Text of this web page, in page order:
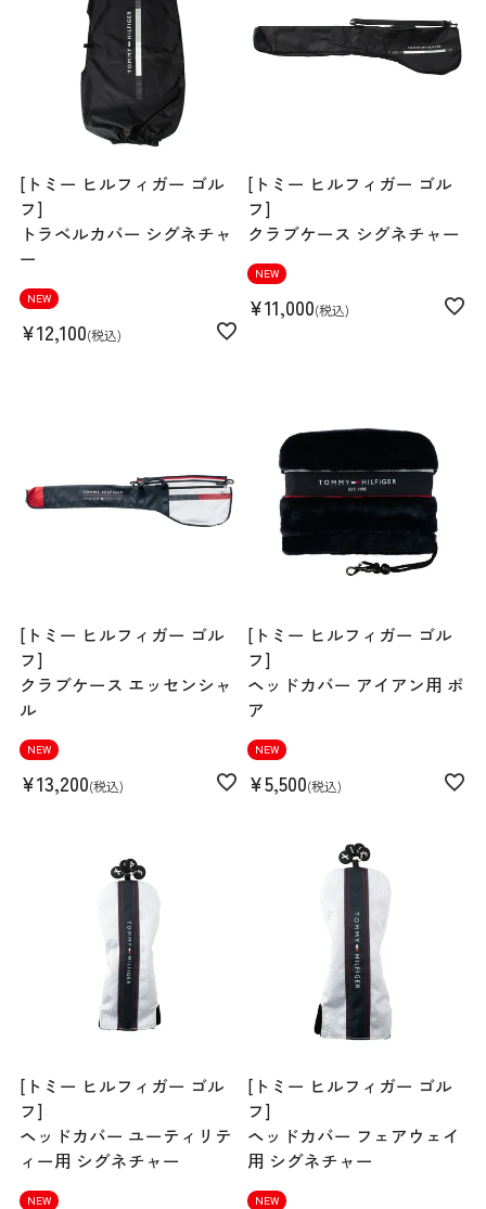
[トミー ヒルフィガー ゴル
フ]
トラベルカバー シグネチャ
ー
NEW
¥12,100 税込
[トミー ヒルフィガー ゴル
フ]
クラブケース シグネチャー
NEW
¥11,000 税込
[トミー ヒルフィガー ゴル
フ]
クラブケース エッセンシャ
ル
NEW
¥13,200 税込
[トミー ヒルフィガー ゴル
フ]
ヘッドカバー アイアン用 ボ
ア
NEW
¥5,500 税込
[トミー ヒルフィガー ゴル
フ]
ヘッドカバー ユーティリテ
ィー用 シグネチャー
NEW
[トミー ヒルフィガー ゴル
フ]
ヘッドカバー フェアウェイ
用 シグネチャー
NEW